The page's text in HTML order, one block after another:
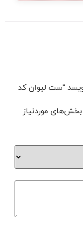
“ست لیوان کد
بخش‌های موردنیاز